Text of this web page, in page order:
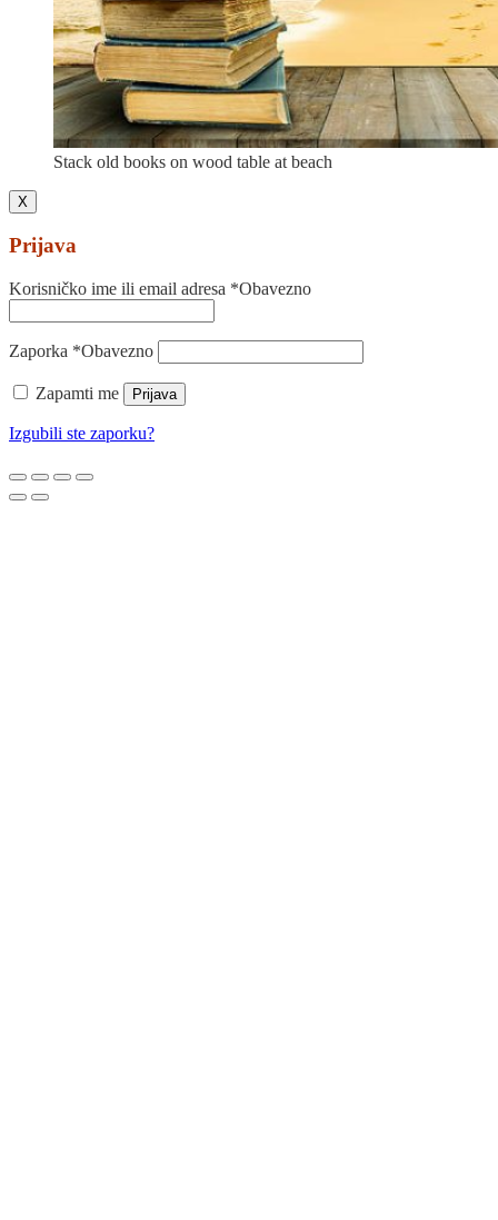
Stack old books on wood table at beach
X
Prijava
Korisničko ime ili email adresa *Obavezno
Zaporka *Obavezno
Zapamti me Prijava
Izgubili ste zaporku?